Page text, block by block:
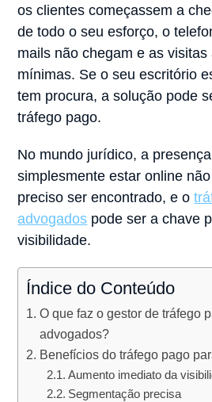
os clientes começassem a
de todo o seu esforço, o
mails não chegam e as visitas
mínimas. Se o seu escritório
tem procura, a solução pode
tráfego pago.
No mundo jurídico, a
simplesmente estar online
preciso ser encontrado, e o
advogados pode ser a chave
visibilidade.
Índice do Conteúdo
O que faz o gestor de tráfego
advogados?
Benefícios do tráfego pago
Aumento imediato da
Segmentação precisa